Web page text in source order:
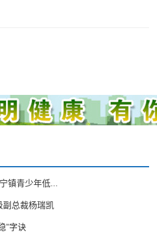
镇青少年低...
副总裁杨瑞凯
”字诀